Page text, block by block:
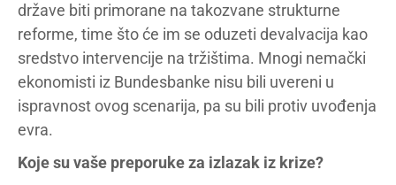
države biti primorane na takozvane strukturne
reforme, time što će im se oduzeti devalvacija kao
sredstvo intervencije na tržištima. Mnogi nemački
ekonomisti iz Bundesbanke nisu bili uvereni u
ispravnost ovog scenarija, pa su bili protiv uvođenja
evra.
Koje su vaše preporuke za izlazak iz krize?